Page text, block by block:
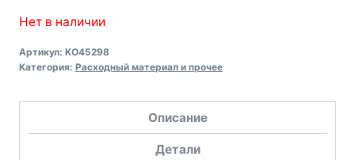
Нет в наличии
Артикул: KO45298
Категория: Расходный материал и прочее
Описание
Детали